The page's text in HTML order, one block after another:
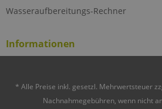
Wasseraufbereitungs-Rechner
Informationen
* Alle Preise inkl. gesetzl. Mehrwertsteuer
Nachnahmegebühren, wenn nicht